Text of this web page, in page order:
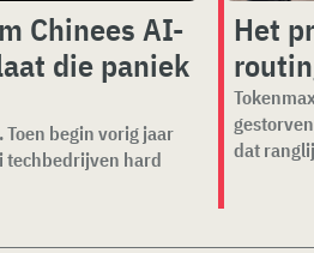
Chinees AI-
die paniek
begin vorig jaar
techbedrijven hard
Het
dat